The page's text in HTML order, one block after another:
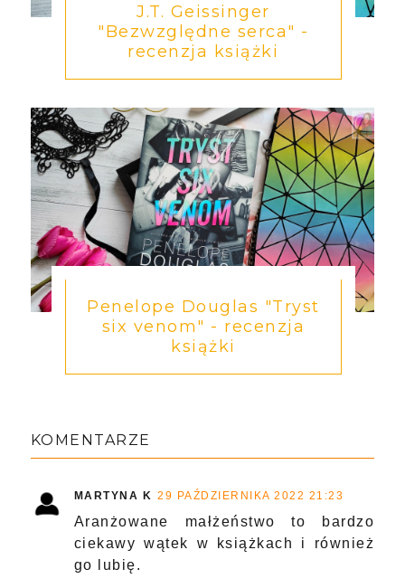
J.T. Geissinger
"Bezwzględne serca" -
recenzja książki
Penelope Douglas "Tryst
six venom" - recenzja
książki
KOMENTARZE
MARTYNA K 29 PAŹDZIERNIKA 2022 21:23
Aranżowane małżeństwo to bardzo
ciekawy wątek w książkach i również
go lubię.